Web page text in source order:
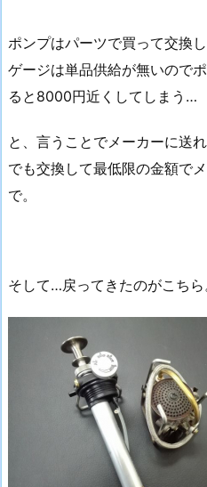
ポンプはパーツで買って交換
ゲージは単品供給が無いので
ると8000円近くしてしまう…
と、言うことでメーカーに送
でも交換して最低限の金額で
で。
そして…戻ってきたのがこちら